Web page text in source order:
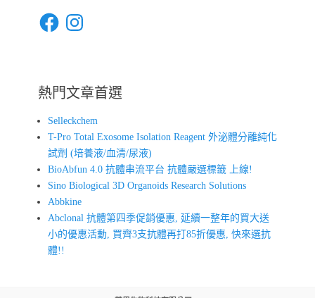
FacebookInstagram
熱門文章首選
Selleckchem
T-Pro Total Exosome Isolation Reagent 外泌體分離純化
試劑 (培養液/血清/尿液)
BioAbfun 4.0 抗體串流平台 抗體嚴選標籤 上線!
Sino Biological 3D Organoids Research Solutions
Abbkine
Abclonal 抗體第四季促銷優惠, 延續一整年的買大送
小的優惠活動, 買齊3支抗體再打85折優惠, 快來選抗
體!!